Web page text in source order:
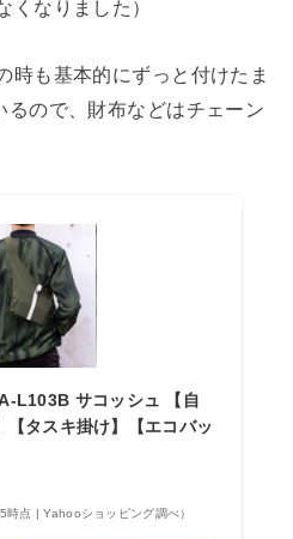
くなりました）
時も基本的にずっと付けたま
るので、財布などはチェーン
L103B サコッシュ 【自
【タスキ掛け】【エコバッ
点 | Yahooショッピング調べ）